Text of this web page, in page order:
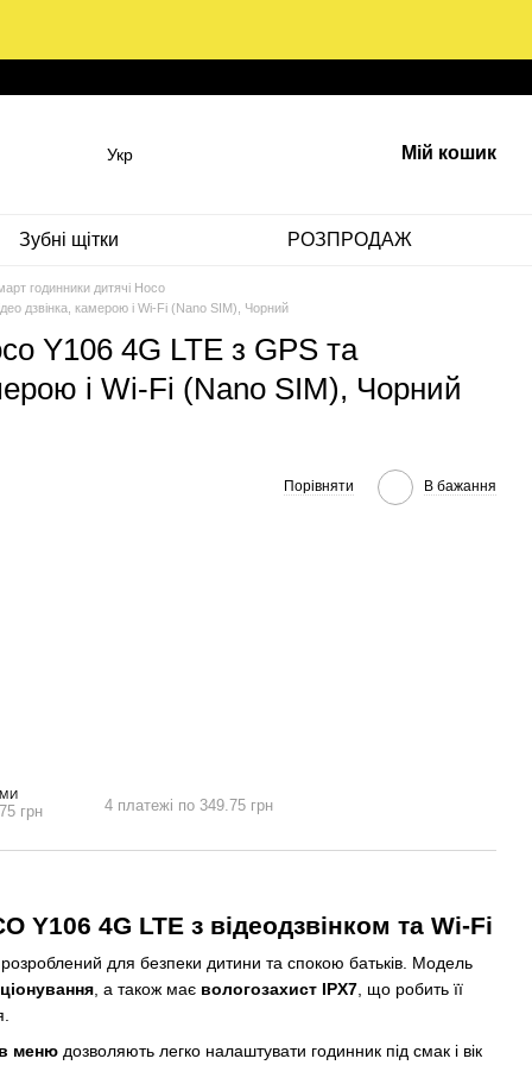
Укр Мій кошик
Зубні щітки РОЗПРОДАЖ
годинники дитячі Hoco
дзвінка, камерою і Wi-Fi (Nano SIM), Чорний
Y106 4G LTE з GPS та
і Wi-Fi (Nano SIM), Чорний
Порівняти В бажання
грн 4 платежі по 349.75 грн
Y106 4G LTE з відеодзвінком та Wi-Fi
для безпеки дитини та спокою батьків. Модель
, а також має вологозахист IPX7, що робить її
менюдозволяють легко налаштувати годинник під смак і вік